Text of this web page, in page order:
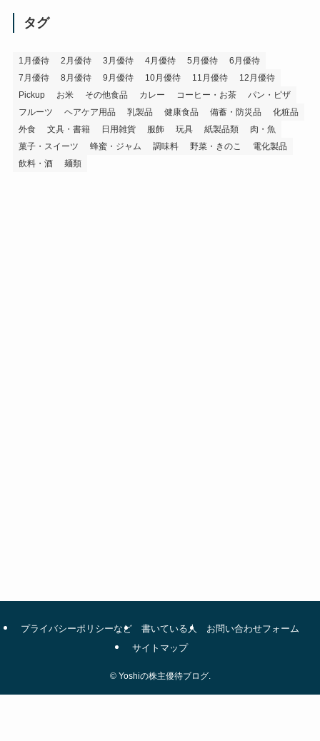
タグ
1月優待 2月優待 3月優待 4月優待 5月優待
6月優待
7月優待
8月優待 9月優待 10月優待 11月優待
12月優待
Pickup
お米 その他食品 カレー コーヒー・お茶
パン・ピザ
フルーツ
ヘアケア用品 乳製品 健康食品 備蓄・防災品
化粧品
外食
文具・書籍 日用雑貨 服飾 玩具 紙製品類
肉・魚
菓子・スイーツ
蜂蜜・ジャム 調味料 野菜・きのこ
電化製品
飲料・酒
麺類
プライバシーポリシーなど 書いている人
お問い合わせフォーム
サイトマップ
©Yoshiの株主優待ブログ.